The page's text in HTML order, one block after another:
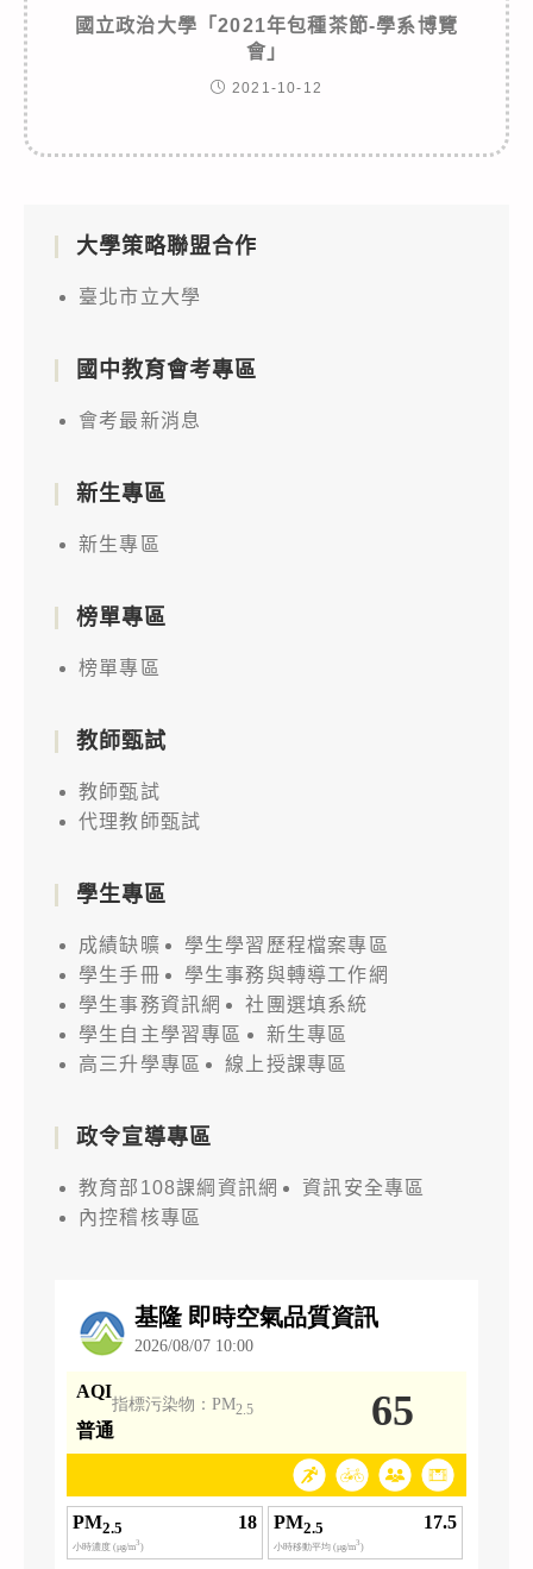
國立政治大學「2021年包種茶節-學系博覽
會」
2021-10-12
大學策略聯盟合作
臺北市立大學
國中教育會考專區
會考最新消息
新生專區
新生專區
榜單專區
榜單專區
教師甄試
教師甄試
代理教師甄試
學生專區
成績缺曠
學生學習歷程檔案專區
學生手冊
學生事務與轉導工作網
學生事務資訊網
社團選填系統
學生自主學習專區
新生專區
高三升學專區
線上授課專區
政令宣導專區
教育部108課綱資訊網
資訊安全專區
內控稽核專區